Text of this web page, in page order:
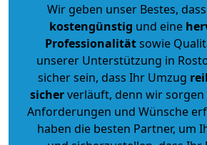
Wir geben unser Bestes,
kostengünstig und eine
Professionalitätsowie
unserer Unterstützung in
sicher sein, dass Ihr Umzug
sicherverläuft, denn wir sorgen
Anforderungen und Wünsche
haben die besten Partner, um